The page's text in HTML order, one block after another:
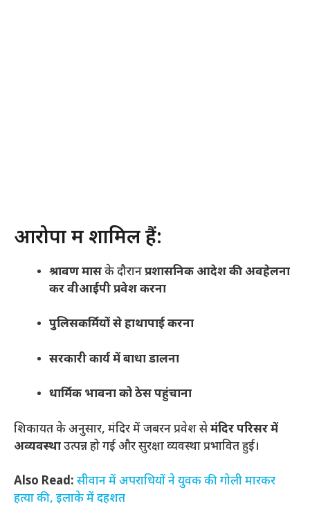
आरोपों में शामिल हैं:
श्रावण मासके दौरानप्रशासनिक आदेश की अवहेलना
कर वीआईपी प्रवेश करना
पुलिसकर्मियों से हाथापाई करना
सरकारी कार्य में बाधा डालना
धार्मिक भावना को ठेस पहुंचाना
शिकायत के अनुसार, मंदिर में जबरन प्रवेश सेमंदिर परिसर में
अव्यवस्थाउत्पन्न हो गई और सुरक्षा व्यवस्था प्रभावित हुई।
Also Read: सीवान में अपराधियों ने युवक की गोली मारकर
हत्या की, इलाके में दहशत